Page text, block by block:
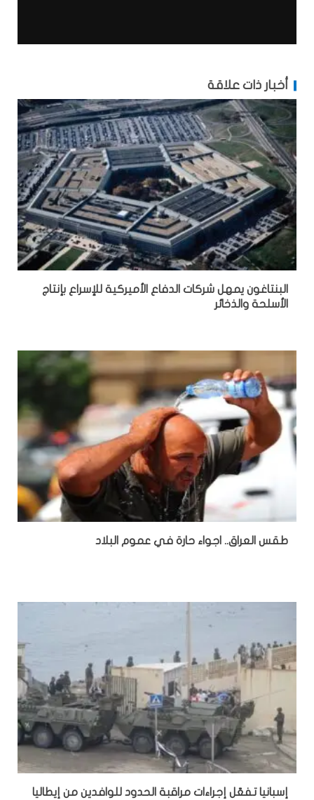
أخبار ذات علاقة
البنتاغون يمهل شركات الدفاع الأميركية للإسراع بإنتاج
الأسلحة والذخائر
طقس العراق.. اجواء حارة في عموم البلاد
إسبانيا تفعّل إجراءات مراقبة الحدود للوافدين من إيطاليا